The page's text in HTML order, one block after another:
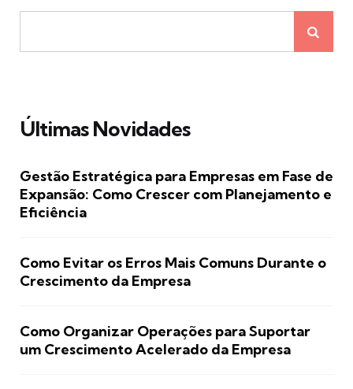
Últimas Novidades
Gestão Estratégica para Empresas em Fase de
Expansão: Como Crescer com Planejamento e
Eficiência
Como Evitar os Erros Mais Comuns Durante o
Crescimento da Empresa
Como Organizar Operações para Suportar
um Crescimento Acelerado da Empresa